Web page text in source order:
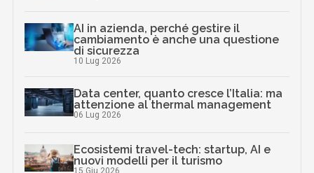
AI in azienda, perché gestire il
cambiamento è anche una questione
di sicurezza
10 Lug 2026
Data center, quanto cresce l’Italia: ma
attenzione al thermal management
06 Lug 2026
Ecosistemi travel-tech: startup, AI e
nuovi modelli per il turismo
15 Giu 2026